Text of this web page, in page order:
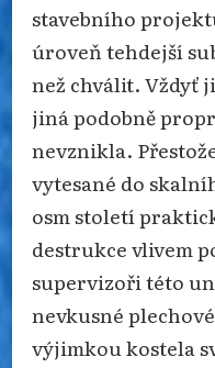
stavebního
úroveň tehdejší
než chválit. Vždyť
jiná podobně
nevznikla.
vytesané do
osm století
destrukce vlivem
supervizoři této
nevkusné
výjimkou kostela